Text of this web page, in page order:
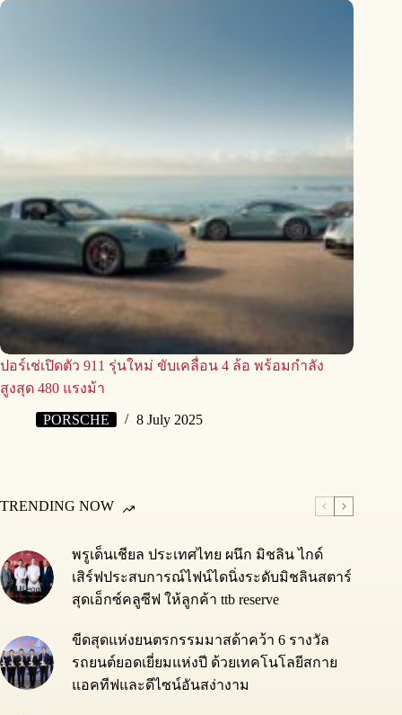
ปอร์เช่เปิดตัว 911 รุ่นใหม่ ขับเคลื่อน 4 ล้อ พร้อมกำลัง
สูงสุด 480 แรงม้า
PORSCHE 8 July 2025
TRENDING NOW
พรูเด็นเชียล ประเทศไทย ผนึก มิชลิน ไกด์
เสิร์ฟประสบการณ์ไฟน์ไดนิ่งระดับมิชลินสตาร์
สุดเอ็กซ์คลูซีฟ ให้ลูกค้า ttb reserve
ขีดสุดแห่งยนตรกรรมมาสด้าคว้า 6 รางวัล
รถยนต์ยอดเยี่ยมแห่งปี ด้วยเทคโนโลยีสกาย
แอคทีฟและดีไซน์อันสง่างาม